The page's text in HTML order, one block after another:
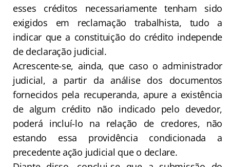
esses créditos necessariamente tenham sido
exigidos em reclamação trabalhista, tudo a
indicar que a constituição do crédito independe
de declaração judicial.
Acrescente-se, ainda, que caso o administrador
judicial, a partir da análise dos documentos
fornecidos pela recuperanda, apure a existência
de algum crédito não indicado pelo devedor,
poderá incluí-lo na relação de credores, não
estando essa providência condicionada a
precedente ação judicial que o declare.